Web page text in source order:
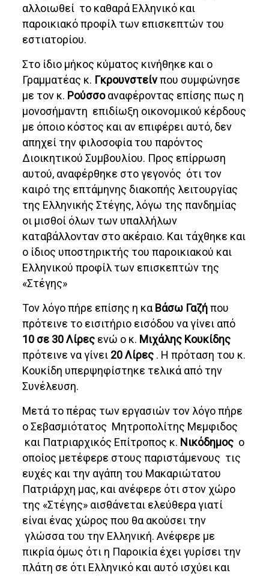
αλλοιωθεί το καθαρά Ελληνικό και
παροικιακό προφίλ των επισκεπτών του
εστιατορίου.
Στο ίδιο μήκος κύματος κινήθηκε και ο
Γραμματέας κ. Γκρουνστείνπου συμφώνησε
με τον κ. Ρούσσοαναφέροντας επίσης πως η
μονοσήμαντη επιδίωξη οικονομικού κέρδους
με όποιο κόστος και αν επιφέρει αυτό, δεν
απηχεί την φιλοσοφία του παρόντος
Διοικητικού Συμβουλίου. Προς επίρρωση
αυτού, αναφέρθηκε στο γεγονός ότι τον
καιρό της επτάμηνης διακοπής λειτουργίας
της Ελληνικής Στέγης, λόγω της πανδημίας
οι μισθοί όλων των υπαλλήλων
καταβάλλονταν στο ακέραιο. Και τάχθηκε και
ο ίδιος υποστηρικτής του παροικιακού και
Ελληνικού προφίλ των επισκεπτών της
«Στέγης»
Τον λόγο πήρε επίσης η καΒάσω Γαζήπου
πρότεινε το εισιτήριο εισόδου να γίνει από
10 σε 30 Λίρες ενώ ο κ. Μιχάλης Κουκίδης
πρότεινε να γίνει 20 Λίρες . Η πρόταση του κ.
Κουκίδη υπερψηφίστηκε τελικά από την
Συνέλευση.
Μετά το πέρας των εργασιών τον λόγο πήρε
ο Σεβασμιότατος Μητροπολίτης Μεμφιδος
και Πατριαρχικός Επίτροπος κ. Νικόδημος ο
οποίος μετέφερε στους παριστάμενους τις
ευχές και την αγάπη του Μακαριώτατου
Πατριάρχη μας, και ανέφερε ότι στον χώρο
της «Στέγης» αισθάνεται ελεύθερα γιατί
είναι ένας χώρος που θα ακούσει την
γλώσσα του την Ελληνική. Ανέφερε με
πικρία όμως ότι η Παροικία έχει γυρίσει την
πλάτη σε ότι Ελληνικό και αυτό ισχύει και